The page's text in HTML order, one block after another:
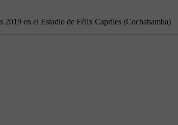
en el Estadio de Félix Capriles (Cochabamba)